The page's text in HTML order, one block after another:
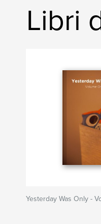
Libri
Yesterday Was Only -